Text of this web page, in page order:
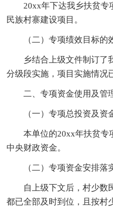
20xx年下达我乡扶贫专
民族村寨建设项目。
（二）专项绩效目标的
乡结合上级文件制订了
分级段实施，项目实施情况
二、专项资金使用及管
（一）专项总投资及资
本单位的20xx年扶贫专
中央财政资金。
（二）专项资金安排落
自上级下文后，村少数
都已全部及时到位，且按村